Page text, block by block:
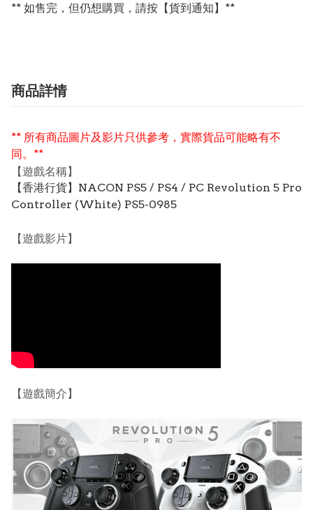
** 如售完，但仍想購買，請按【貨到通知】**
商品詳情
** 所有商品圖片及影片只供參考，實際貨品可能略有不
同。**
【遊戲名稱】
【香港行貨】NACON PS5 / PS4 / PC Revolution 5 Pro
Controller (White) PS5-0985
【遊戲影片】
【遊戲簡介】